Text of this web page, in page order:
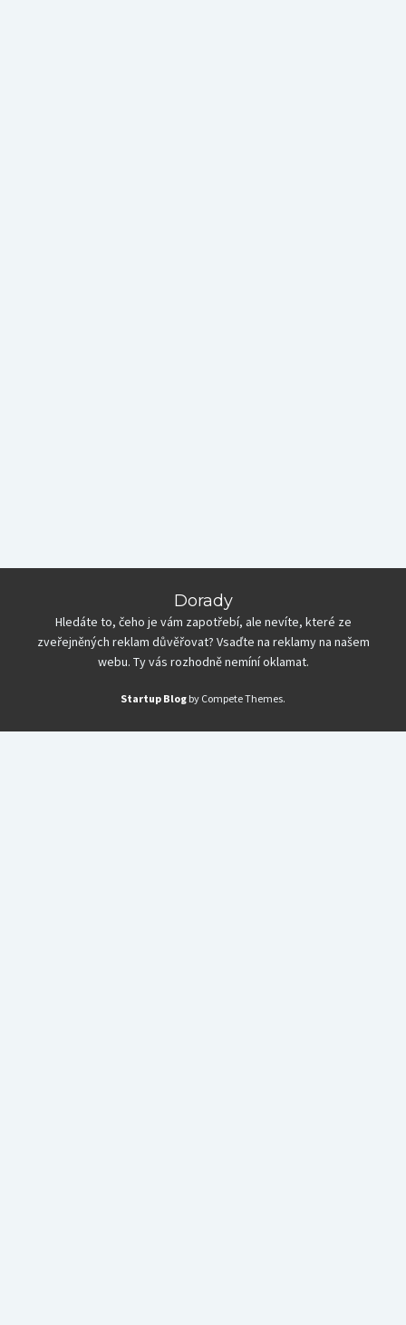
Dorady
Hledáte to, čeho je vám zapotřebí, ale nevíte, které ze
zveřejněných reklam důvěřovat? Vsaďte na reklamy na našem
webu. Ty vás rozhodně nemíní oklamat.
Startup Blog by Compete Themes.